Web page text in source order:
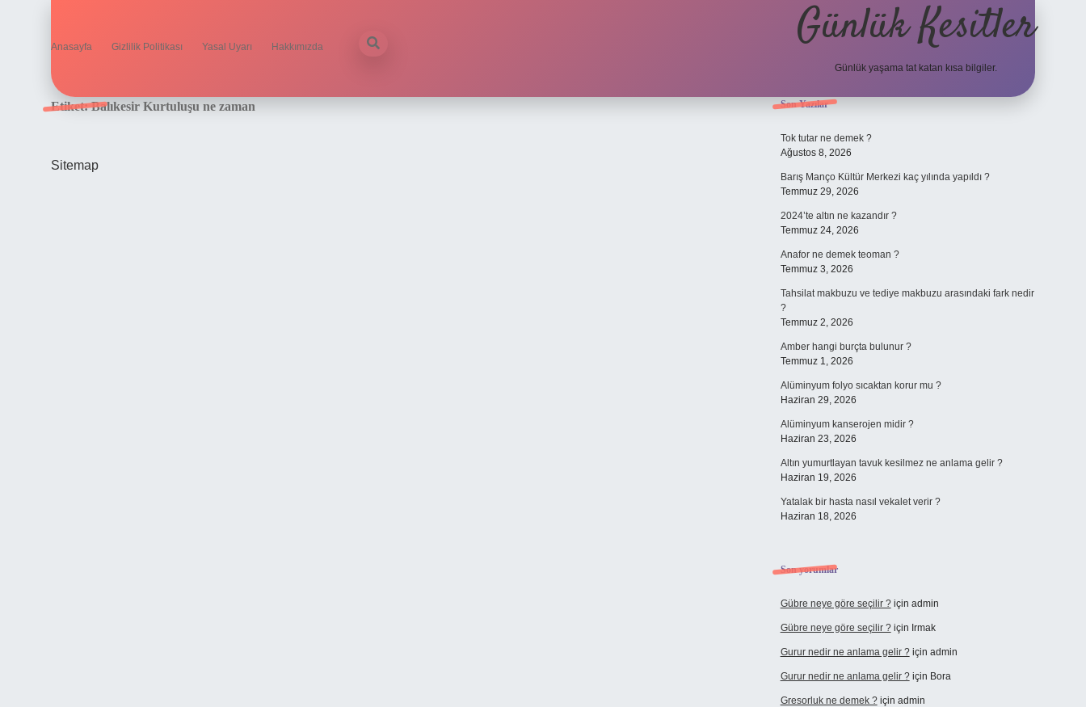
Anasayfa Gizlilik Politikası Yasal Uyarı Hakkımızda Günlük Kesitler
Günlük yaşama tat katan kısa bilgiler.
Etiket:Balıkesir Kurtuluşu ne zaman
Sitemap
Sidebar
Son Yazılar
Tok tutar ne demek ?
Ağustos 8, 2026
Barış Manço Kültür Merkezi kaç yılında yapıldı ?
Temmuz 29, 2026
2024’te altın ne kazandır ?
Temmuz 24, 2026
Anafor ne demek teoman ?
Temmuz 3, 2026
Tahsilat makbuzu ve tediye makbuzu arasındaki fark nedir
?
Temmuz 2, 2026
Amber hangi burçta bulunur ?
Temmuz 1, 2026
Alüminyum folyo sıcaktan korur mu ?
Haziran 29, 2026
Alüminyum kanserojen midir ?
Haziran 23, 2026
Altın yumurtlayan tavuk kesilmez ne anlama gelir ?
Haziran 19, 2026
Yatalak bir hasta nasıl vekalet verir ?
Haziran 18, 2026
Son yorumlar
Gübre neye göre seçilir ?için admin
Gübre neye göre seçilir ?için Irmak
Gurur nedir ne anlama gelir ?için admin
Gurur nedir ne anlama gelir ?için Bora
Gresorluk ne demek ?için admin